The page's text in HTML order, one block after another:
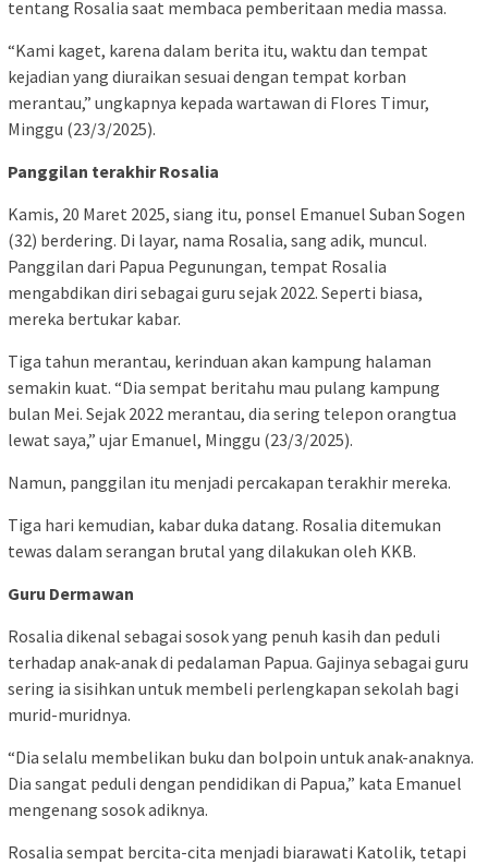
tentang Rosalia saat membaca pemberitaan media massa.
“Kami kaget, karena dalam berita itu, waktu dan tempat
kejadian yang diuraikan sesuai dengan tempat korban
merantau,” ungkapnya kepada wartawan di Flores Timur,
Minggu (23/3/2025).
Panggilan terakhir Rosalia
Kamis, 20 Maret 2025, siang itu, ponsel Emanuel Suban Sogen
(32) berdering. Di layar, nama Rosalia, sang adik, muncul.
Panggilan dari Papua Pegunungan, tempat Rosalia
mengabdikan diri sebagai guru sejak 2022. Seperti biasa,
mereka bertukar kabar.
Tiga tahun merantau, kerinduan akan kampung halaman
semakin kuat. “Dia sempat beritahu mau pulang kampung
bulan Mei. Sejak 2022 merantau, dia sering telepon orangtua
lewat saya,” ujar Emanuel, Minggu (23/3/2025).
Namun, panggilan itu menjadi percakapan terakhir mereka.
Tiga hari kemudian, kabar duka datang. Rosalia ditemukan
tewas dalam serangan brutal yang dilakukan oleh KKB.
Guru Dermawan
Rosalia dikenal sebagai sosok yang penuh kasih dan peduli
terhadap anak-anak di pedalaman Papua. Gajinya sebagai guru
sering ia sisihkan untuk membeli perlengkapan sekolah bagi
murid-muridnya.
“Dia selalu membelikan buku dan bolpoin untuk anak-anaknya.
Dia sangat peduli dengan pendidikan di Papua,” kata Emanuel
mengenang sosok adiknya.
Rosalia sempat bercita-cita menjadi biarawati Katolik, tetapi